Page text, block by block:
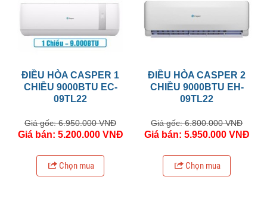
ĐIỀU HÒA CASPER 1
CHIỀU 9000BTU EC-
09TL22
Giá gốc: 6.950.000 VNĐ
Giá bán: 5.200.000 VNĐ
Chọn mua
ĐIỀU HÒA CASPER 2
CHIỀU 9000BTU EH-
09TL22
Giá gốc: 6.800.000 VNĐ
Giá bán: 5.950.000 VNĐ
Chọn mua